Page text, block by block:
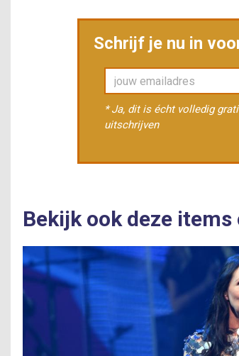
Schrijf je nu in
* Ja, dit is écht volledig
uitschrijven
Bekijk ook deze